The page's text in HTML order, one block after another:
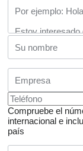
Compruebe el
internacional e
país